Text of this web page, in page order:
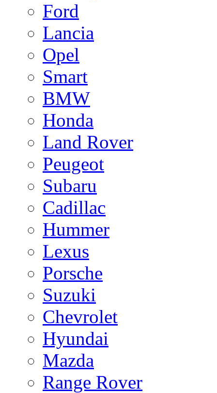
Ford
Lancia
Opel
Smart
BMW
Honda
Land Rover
Peugeot
Subaru
Cadillac
Hummer
Lexus
Porsche
Suzuki
Chevrolet
Hyundai
Mazda
Range Rover